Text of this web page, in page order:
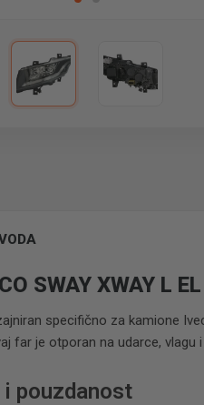
SWAY XWAY L
specifično za kamione
far je otporan na udarce, vlagu
pouzdanost